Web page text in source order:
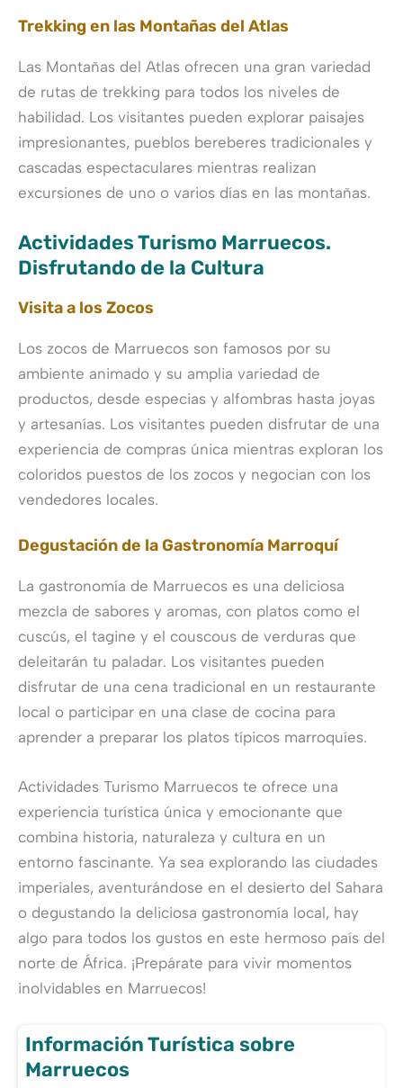
Trekking en las Montañas del Atlas
Las Montañas del Atlas ofrecen una gran variedad
de rutas de trekking para todos los niveles de
habilidad. Los visitantes pueden explorar paisajes
impresionantes, pueblos bereberes tradicionales y
cascadas espectaculares mientras realizan
excursiones de uno o varios días en las montañas.
Actividades Turismo Marruecos.
Disfrutando de la Cultura
Visita a los Zocos
Los zocos de Marruecos son famosos por su
ambiente animado y su amplia variedad de
productos, desde especias y alfombras hasta joyas
y artesanías. Los visitantes pueden disfrutar de una
experiencia de compras única mientras exploran los
coloridos puestos de los zocos y negocian con los
vendedores locales.
Degustación de la Gastronomía Marroquí
La gastronomía de Marruecos es una deliciosa
mezcla de sabores y aromas, con platos como el
cuscús, el tagine y el couscous de verduras que
deleitarán tu paladar. Los visitantes pueden
disfrutar de una cena tradicional en un restaurante
local o participar en una clase de cocina para
aprender a preparar los platos típicos marroquíes.
Actividades Turismo Marruecos te ofrece una
experiencia turística única y emocionante que
combina historia, naturaleza y cultura en un
entorno fascinante. Ya sea explorando las ciudades
imperiales, aventurándose en el desierto del Sahara
o degustando la deliciosa gastronomía local, hay
algo para todos los gustos en este hermoso país del
norte de África. ¡Prepárate para vivir momentos
inolvidables en Marruecos!
Información Turística sobre
Marruecos